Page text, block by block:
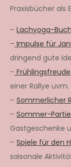
Praxisbücher als
– Lachyoga-Buch
– Impulse für
dringend gute
– Frühlingsfreude
einer Rallye uvm.
– Sommerlicher
– Sommer-
Gastgeschenke
– Spiele für den
saisonale